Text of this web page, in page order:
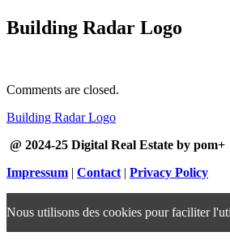
Building Radar Logo
Comments are closed.
Building Radar Logo
@ 2024-25 Digital Real Estate by pom+
Impressum | Contact | Privacy Policy
Nous utilisons des cookies pour faciliter